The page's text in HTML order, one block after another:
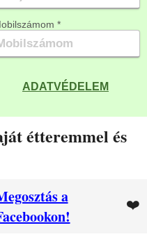
*
ADATVÉDELEM
étteremmel és
a
❤️